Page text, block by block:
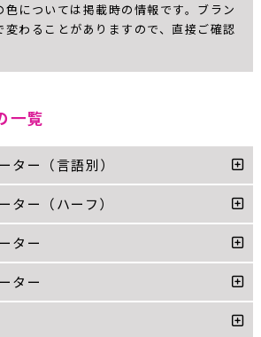
色については掲載時の情報です。ブラン
変わることがありますので、直接ご確認
一覧
ター（言語別）
ター（ハーフ）
ター
ター